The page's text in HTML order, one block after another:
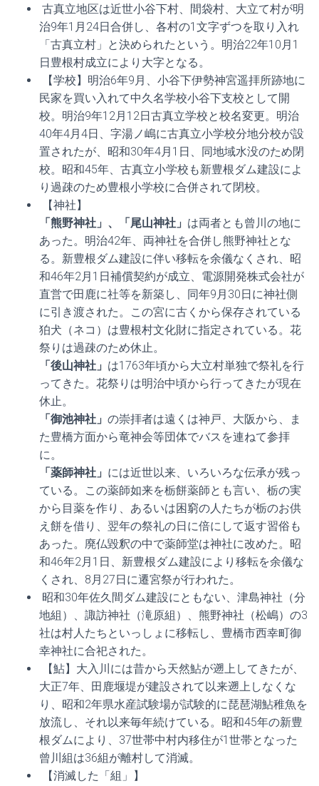
古真立地区は近世小谷下村、間袋村、大立て村が明
治9年1月24日合併し、各村の1文字ずつを取り入れ
「古真立村」と決められたという。明治22年10月1
日豊根村成立により大字となる。
【学校】明治6年9月、小谷下伊勢神宮遥拝所跡地に
民家を買い入れて中久名学校小谷下支校として開
校。明治9年12月12日古真立学校と校名変更。明治
40年4月4日、字湯ノ嶋に古真立小学校分地分校が設
置されたが、昭和30年4月1日、同地域水没のため閉
校。昭和45年、古真立小学校も新豊根ダム建設によ
り過疎のため豊根小学校に合併されて閉校。
【神社】
「熊野神社」、「尾山神社」 は両者とも曾川の地に
あった。明治42年、両神社を合併し熊野神社とな
る。新豊根ダム建設に伴い移転を余儀なくされ、昭
和46年2月1日補償契約が成立、電源開発株式会社が
直営で田鹿に社等を新築し、同年9月30日に神社側
に引き渡された。この宮に古くから保存されている
狛犬（ネコ）は豊根村文化財に指定されている。花
祭りは過疎のため休止。
「後山神社」 は1763年頃から大立村単独で祭礼を行
ってきた。花祭りは明治中頃から行ってきたが現在
休止。
「御池神社」 の崇拝者は遠くは神戸、大阪から、ま
た豊橋方面から竜神会等団体でバスを連ねて参拝
に。
「薬師神社」 には近世以来、いろいろな伝承が残っ
ている。この薬師如来を栃餅薬師とも言い、栃の実
から目薬を作り、あるいは困窮の人たちが栃のお供
え餅を借り、翌年の祭礼の日に倍にして返す習俗も
あった。廃仏毀釈の中で薬師堂は神社に改めた。昭
和46年2月1日、新豊根ダム建設により移転を余儀な
くされ、8月27日に遷宮祭が行われた。
昭和30年佐久間ダム建設にともない、津島神社（分
地組）、諏訪神社（滝原組）、熊野神社（松嶋）の3
社は村人たちといっしょに移転し、豊橋市西幸町御
幸神社に合祀された。
【鮎】大入川には昔から天然鮎が遡上してきたが、
大正7年、田鹿堰堤が建設されて以来遡上しなくな
り、昭和2年県水産試験場が試験的に琵琶湖鮎稚魚を
放流し、それ以来毎年続けている。昭和45年の新豊
根ダムにより、37世帯中村内移住が1世帯となった
曾川組は36組が離村して消滅。
【消滅した「組」】